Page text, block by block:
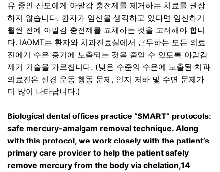
유 중인 산모에게 아말감 충전제를 제거하는 치료를 권장
하지 않습니다. 환자가 임신을 생각하고 있다면 임신하기
훨씬 전에 아말감 충전제를 교체하는 것을 고려해야 합니
다. IAOMT는 환자와 치과진료실에서 근무하는 모든 의료
진에게 수은 증기에 노출되는 것을 줄일 수 있도록 아말감
제거 기술을 가르칩니다. (낮은 수준의 수은에 노출된 치과
의료진은 신경 운동 행동 문제, 인지 저하 및 수면 문제가
더 많이 나타납니다.)
Biological dental offices practice “SMART” protocols:
safe mercury-amalgam removal technique. Along
with this protocol, we work closely with the patient’s
primary care provider to help the patient safely
remove mercury from the body via chelation,14